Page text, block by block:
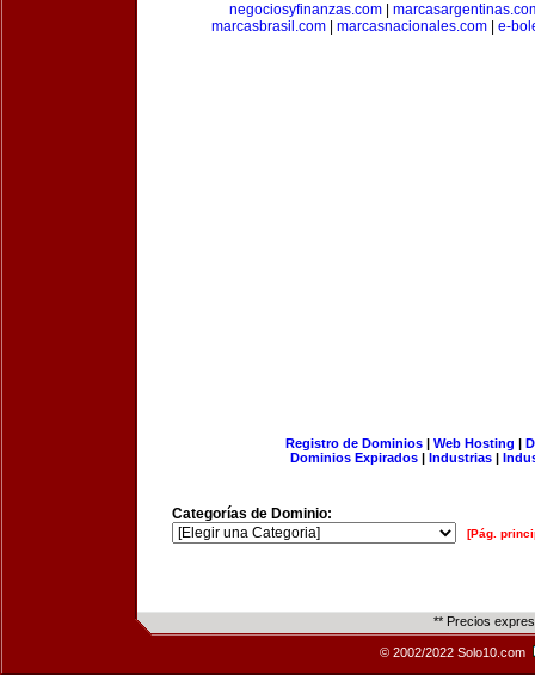
negociosyfinanzas.com
marcasbrasil.com| marcasnacionales.com| e-
Registro de Dominios| Web Hosting |
Dominios Expirados | Industrias |
Categorías de Dominio:
[Pág.
** Precios
© 2002/2022 Solo10.com